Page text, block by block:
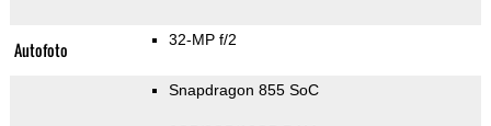
Autofoto 32-MP f/2
Snapdragon 855 SoC